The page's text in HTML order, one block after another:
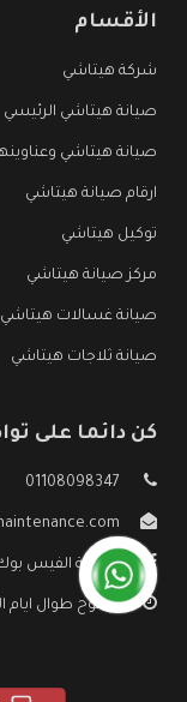
الأقسام
شركة هيتاشي
صيانة هيتاشي الرئيسي
صيانة هيتاشي
ارقام صيانة هيتاشي
توكيل هيتاشي
مركز صيانة هيتاشي
صيانة غسالات هيتاشي
صيانة ثلاجات هيتاشي
كن دائما على
01108098347
صفحة الفيس
مفتوح طوال ايام